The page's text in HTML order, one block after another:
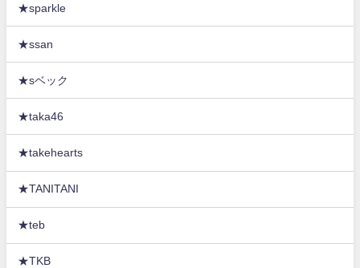
★sparkle
★ssan
★sベック
★taka46
★takehearts
★TANITANI
★teb
★TKB